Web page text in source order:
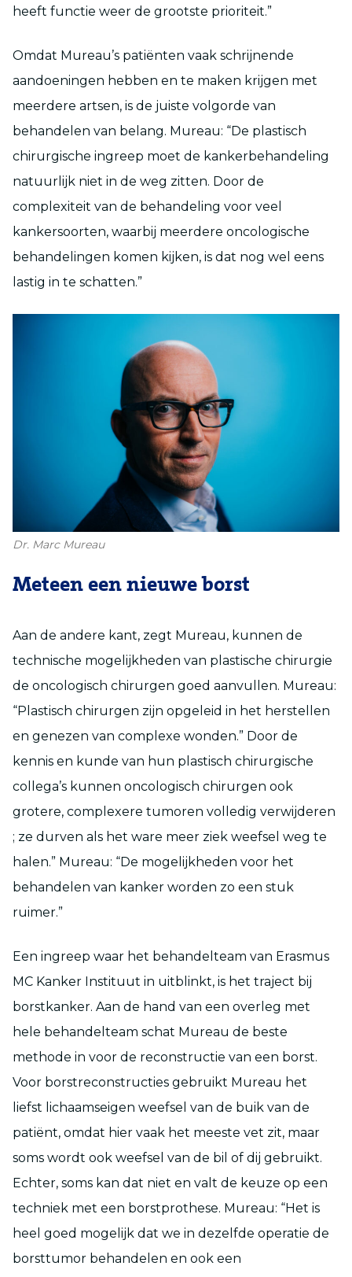
heeft functie weer de grootste prioriteit.”
Omdat Mureau’s patiënten vaak schrijnende
aandoeningen hebben en te maken krijgen met
meerdere artsen, is de juiste volgorde van
behandelen van belang. Mureau: “De plastisch
chirurgische ingreep moet de kankerbehandeling
natuurlijk niet in de weg zitten. Door de
complexiteit van de behandeling voor veel
kankersoorten, waarbij meerdere oncologische
behandelingen komen kijken, is dat nog wel eens
lastig in te schatten.”
Dr. Marc Mureau
Meteen een nieuwe borst
Aan de andere kant, zegt Mureau, kunnen de
technische mogelijkheden van plastische chirurgie
de oncologisch chirurgen goed aanvullen. Mureau:
“Plastisch chirurgen zijn opgeleid in het herstellen
en genezen van complexe wonden.” Door de
kennis en kunde van hun plastisch chirurgische
collega’s kunnen oncologisch chirurgen ook
grotere, complexere tumoren volledig verwijderen
; ze durven als het ware meer ziek weefsel weg te
halen.” Mureau: “De mogelijkheden voor het
behandelen van kanker worden zo een stuk
ruimer.”
Een ingreep waar het behandelteam van Erasmus
MC Kanker Instituut in uitblinkt, is het traject bij
borstkanker. Aan de hand van een overleg met
hele behandelteam schat Mureau de beste
methode in voor de reconstructie van een borst.
Voor borstreconstructies gebruikt Mureau het
liefst lichaamseigen weefsel van de buik van de
patiënt, omdat hier vaak het meeste vet zit, maar
soms wordt ook weefsel van de bil of dij gebruikt.
Echter, soms kan dat niet en valt de keuze op een
techniek met een borstprothese. Mureau: “Het is
heel goed mogelijk dat we in dezelfde operatie de
borsttumor behandelen en ook een